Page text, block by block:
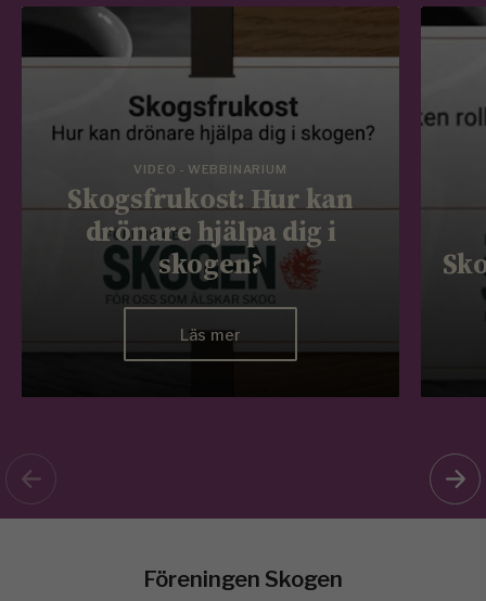
VIDEO - WEBBINARIUM
Skogsfrukost: Hur kan
drönare hjälpa dig i
skogen?
Läs mer
Föreningen Skogen